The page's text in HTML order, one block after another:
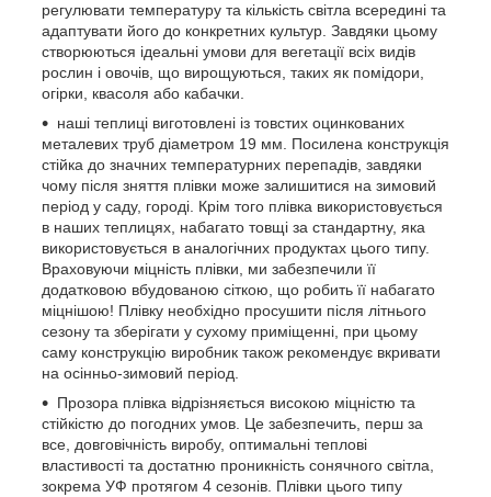
регулювати температуру та кількість світла всередині та
адаптувати його до конкретних культур. Завдяки цьому
створюються ідеальні умови для вегетації всіх видів
рослин і овочів, що вирощуються, таких як помідори,
огірки, квасоля або кабачки.
наші теплиці виготовлені із товстих оцинкованих
металевих труб діаметром 19 мм. Посилена конструкція
стійка до значних температурних перепадів, завдяки
чому після зняття плівки може залишитися на зимовий
період у саду, городі. Крім того плівка використовується
в наших теплицях, набагато товщі за стандартну, яка
використовується в аналогічних продуктах цього типу.
Враховуючи міцність плівки, ми забезпечили її
додатковою вбудованою сіткою, що робить її набагато
міцнішою! Плівку необхідно просушити після літнього
сезону та зберігати у сухому приміщенні, при цьому
саму конструкцію виробник також рекомендує вкривати
на осінньо-зимовий період.
Прозора плівка відрізняється високою міцністю та
стійкістю до погодних умов. Це забезпечить, перш за
все, довговічність виробу, оптимальні теплові
властивості та достатню проникність сонячного світла,
зокрема УФ протягом 4 сезонів. Плівки цього типу